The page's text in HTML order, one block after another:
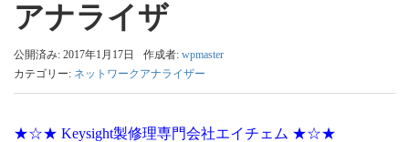
アナライザ
公開済み: 2017年1月17日 作成者: wpmaster
カテゴリー: ネットワークアナライザー
★☆★ Keysight製修理専門会社エイチェム ★☆★